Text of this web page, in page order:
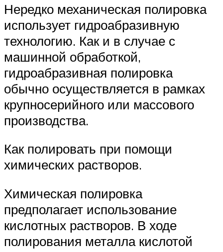
Нередко механическая полировка
использует гидроабразивную
технологию. Как и в случае с
машинной обработкой,
гидроабразивная полировка
обычно осуществляется в рамках
крупносерийного или массового
производства.
Как полировать при помощи
химических растворов.
Химическая полировка
предполагает использование
кислотных растворов. В ходе
полирования металла кислотой